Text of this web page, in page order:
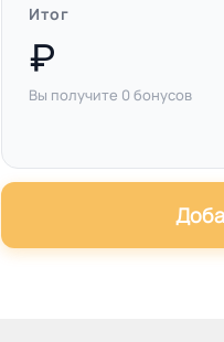
Итог
Вы получите 0 бонусов